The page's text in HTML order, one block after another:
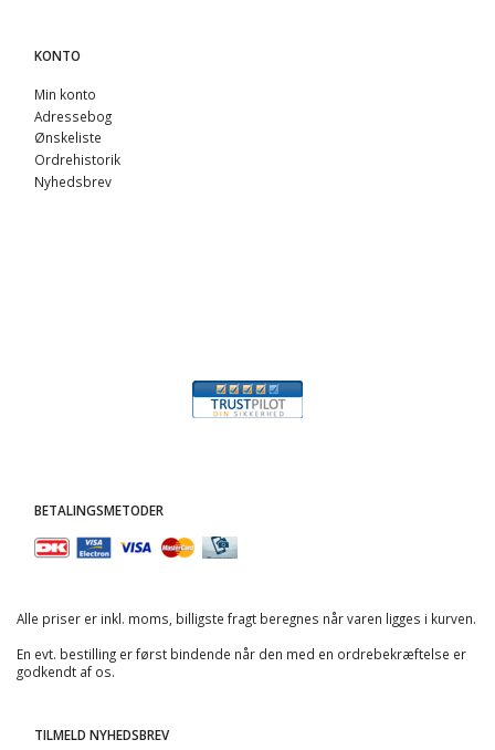
KONTO
Min konto
Adressebog
Ønskeliste
Ordrehistorik
Nyhedsbrev
BETALINGSMETODER
Alle priser er inkl. moms, billigste fragt beregnes når varen ligges i kurven.
En evt. bestilling er først bindende når den med en ordrebekræftelse er
godkendt af os.
TILMELD NYHEDSBREV